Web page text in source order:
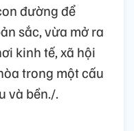
đường để
sắc, vừa mở ra
kinh tế, xã hội
trong một cấu
và bền./.